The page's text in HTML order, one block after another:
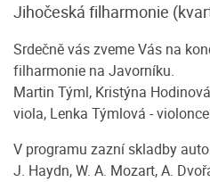
Jihočeská filharmonie
Srdečně vás zveme Vás na
filharmonie na Javorníku.
Martin Týml, Kristýna
viola, Lenka Týmlová -
V programu zazní skladby
J. Haydn, W. A. Mozart, A.